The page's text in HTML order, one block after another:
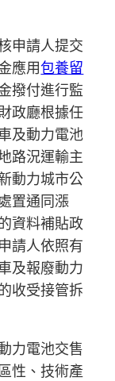
申請人提交
應用包養留
撥付進行監
政廳根據任
及動力電池
路況運輸主
動力城市公
置通同漲
資料補貼政
請人依照有
及報廢動力
收受接管拆
力電池交售
性、技術產